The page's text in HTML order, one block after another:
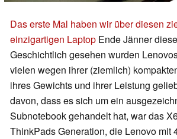
Das erste Mal haben wir über diesen
einzigartigen Laptop Ende Jänner
Geschichtlich gesehen wurden
vielen wegen ihrer (ziemlich)
ihres Gewichts und ihrer Leistung
davon, dass es sich um ein
Subnotebook gehandelt hat, war das
ThinkPads Generation, die Lenovo mit